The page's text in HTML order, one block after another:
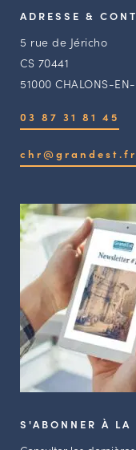
ADRESSE &
5 rue de Jéricho
CS 70441
51000 CHALONS-
03 87 31 81 45
chr@grandest.fr
S'ABONNER À LA